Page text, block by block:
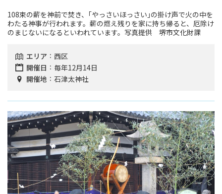
108束の薪を神前で焚き、｢やっさいほっさい｣の掛け声で火の中を
わたる神事が行われます。薪の燃え残りを家に持ち帰ると、厄除け
のまじないになるといわれています。写真提供 堺市文化財課
エリア
西区
開催日
毎年12月14日
開催地
石津太神社